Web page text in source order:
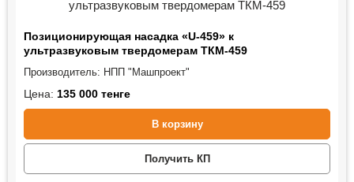
Позиционирующая насадка «U-459» к
ультразвуковым твердомерам ТКМ-459
Производитель: НПП "Машпроект"
Цена: 135 000 тенге
В корзину
Получить КП